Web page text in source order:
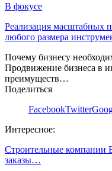
В фокусе
Реализация масштабных
любого размера
Почему бизнесу
Продвижение бизнеса в
преимуществ…
Поделиться
FacebookTwitter
Интересное:
Строительные компании
заказы…